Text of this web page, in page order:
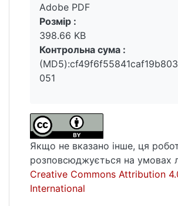
Adobe PDF
Розмір :
398.66 KB
Контрольна сума :
051
Якщо не вказано інше, ця
розповсюджується на умовах
Creative Commons Attribution
International